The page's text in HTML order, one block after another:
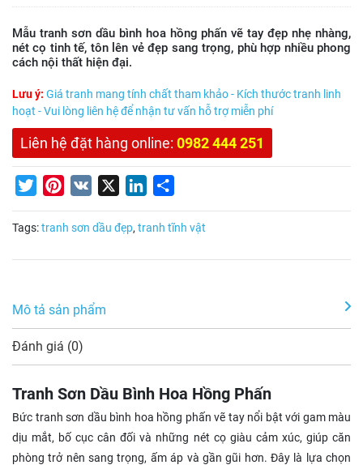
Mẫu tranh sơn dầu bình hoa hồng phấn vẽ tay đẹp nhẹ nhàng,
nét cọ tinh tế, tôn lên vẻ đẹp sang trọng, phù hợp nhiều phong
cách nội thất hiện đại.
Lưu ý: Giá tranh mang tính chất tham khảo - Kích thước tranh linh
hoạt - Vui lòng liên hệ để nhận tư vấn hỗ trợ miễn phí
Liên hệ đặt hàng online: 0982 444 251
TwitterPinterest
VK LinkedIn
Tags:tranh sơn dầu đẹp, tranh tĩnh vật
Mô tả sản phẩm
Đánh giá (0)
Tranh Sơn Dầu Bình Hoa Hồng Phấn
Bức tranh sơn dầu bình hoa hồng phấn vẽ tay nổi bật với gam màu
dịu mắt, bố cục cân đối và những nét cọ giàu cảm xúc, giúp căn
phòng trở nên sang trọng, ấm áp và gần gũi hơn. Đây là lựa chọn